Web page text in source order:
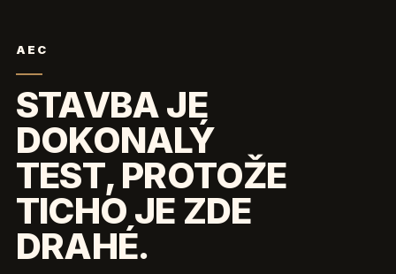
AEC
STAVBA JE
DOKONALÝ
TEST, PROTOŽE
TICHO JE ZDE
DRAHÉ.